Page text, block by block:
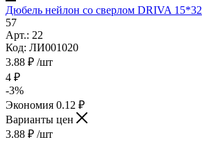
Дюбель нейлон со сверлом DRIVA 15*32
57
Арт.: 22
Код: ЛИ001020
3.88 ₽ /шт
4 ₽
-3%
Экономия 0.12 ₽
Варианты цен
3.88 ₽ /шт